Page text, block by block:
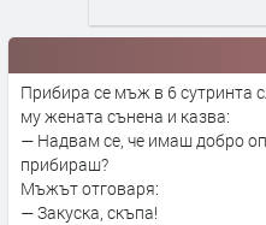
Прибира се мъж в 6 сутринта
му жената сънена и казва:
— Надвам се, че имаш добро
прибираш?
Мъжът отговаря:
— Закуска, скъпа!